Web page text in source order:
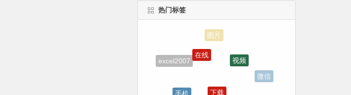
热门标签
excel2007
在线
视频
微信
手机